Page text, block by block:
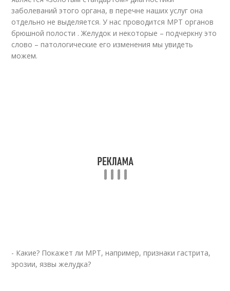
заболеваний этого органа, в перечне наших услуг она
отдельно не выделяется. У нас проводится МРТ органов
брюшной полости . Желудок и некоторые – подчеркну это
слово – патологические его изменения мы увидеть
можем.
- Какие? Покажет ли МРТ, например, признаки гастрита,
эрозии, язвы желудка?